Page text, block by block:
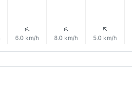
↑
6.0 km/h
↑
8.0 km/h
↑
5.0 km/h